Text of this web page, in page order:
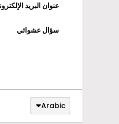
عنوان البريد
سؤال عشوائي
Arabic